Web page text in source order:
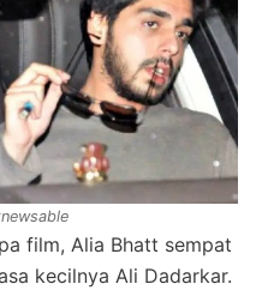
film, Alia Bhatt sempat
kecilnya Ali Dadarkar.